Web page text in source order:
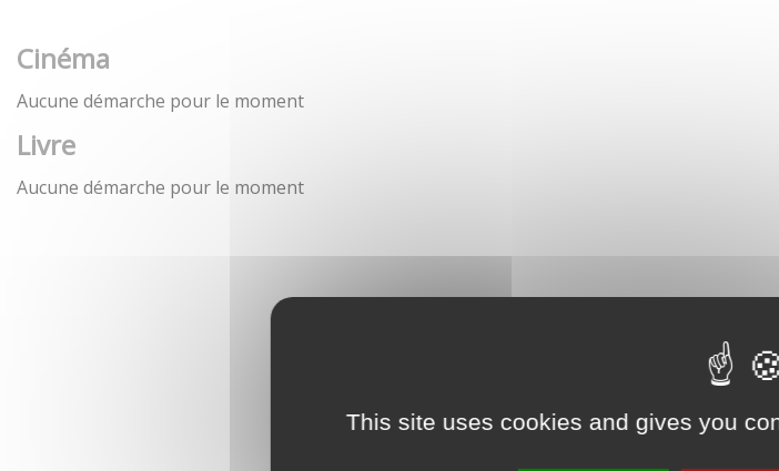
This site uses cookies and gives you
Cinéma
Aucune démarche pour le moment
Livre
Aucune démarche pour le moment